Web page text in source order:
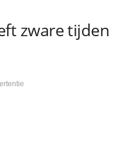
zware tijden